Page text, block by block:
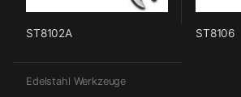
ST8102A ST8106
Edelstahl Werkzeuge